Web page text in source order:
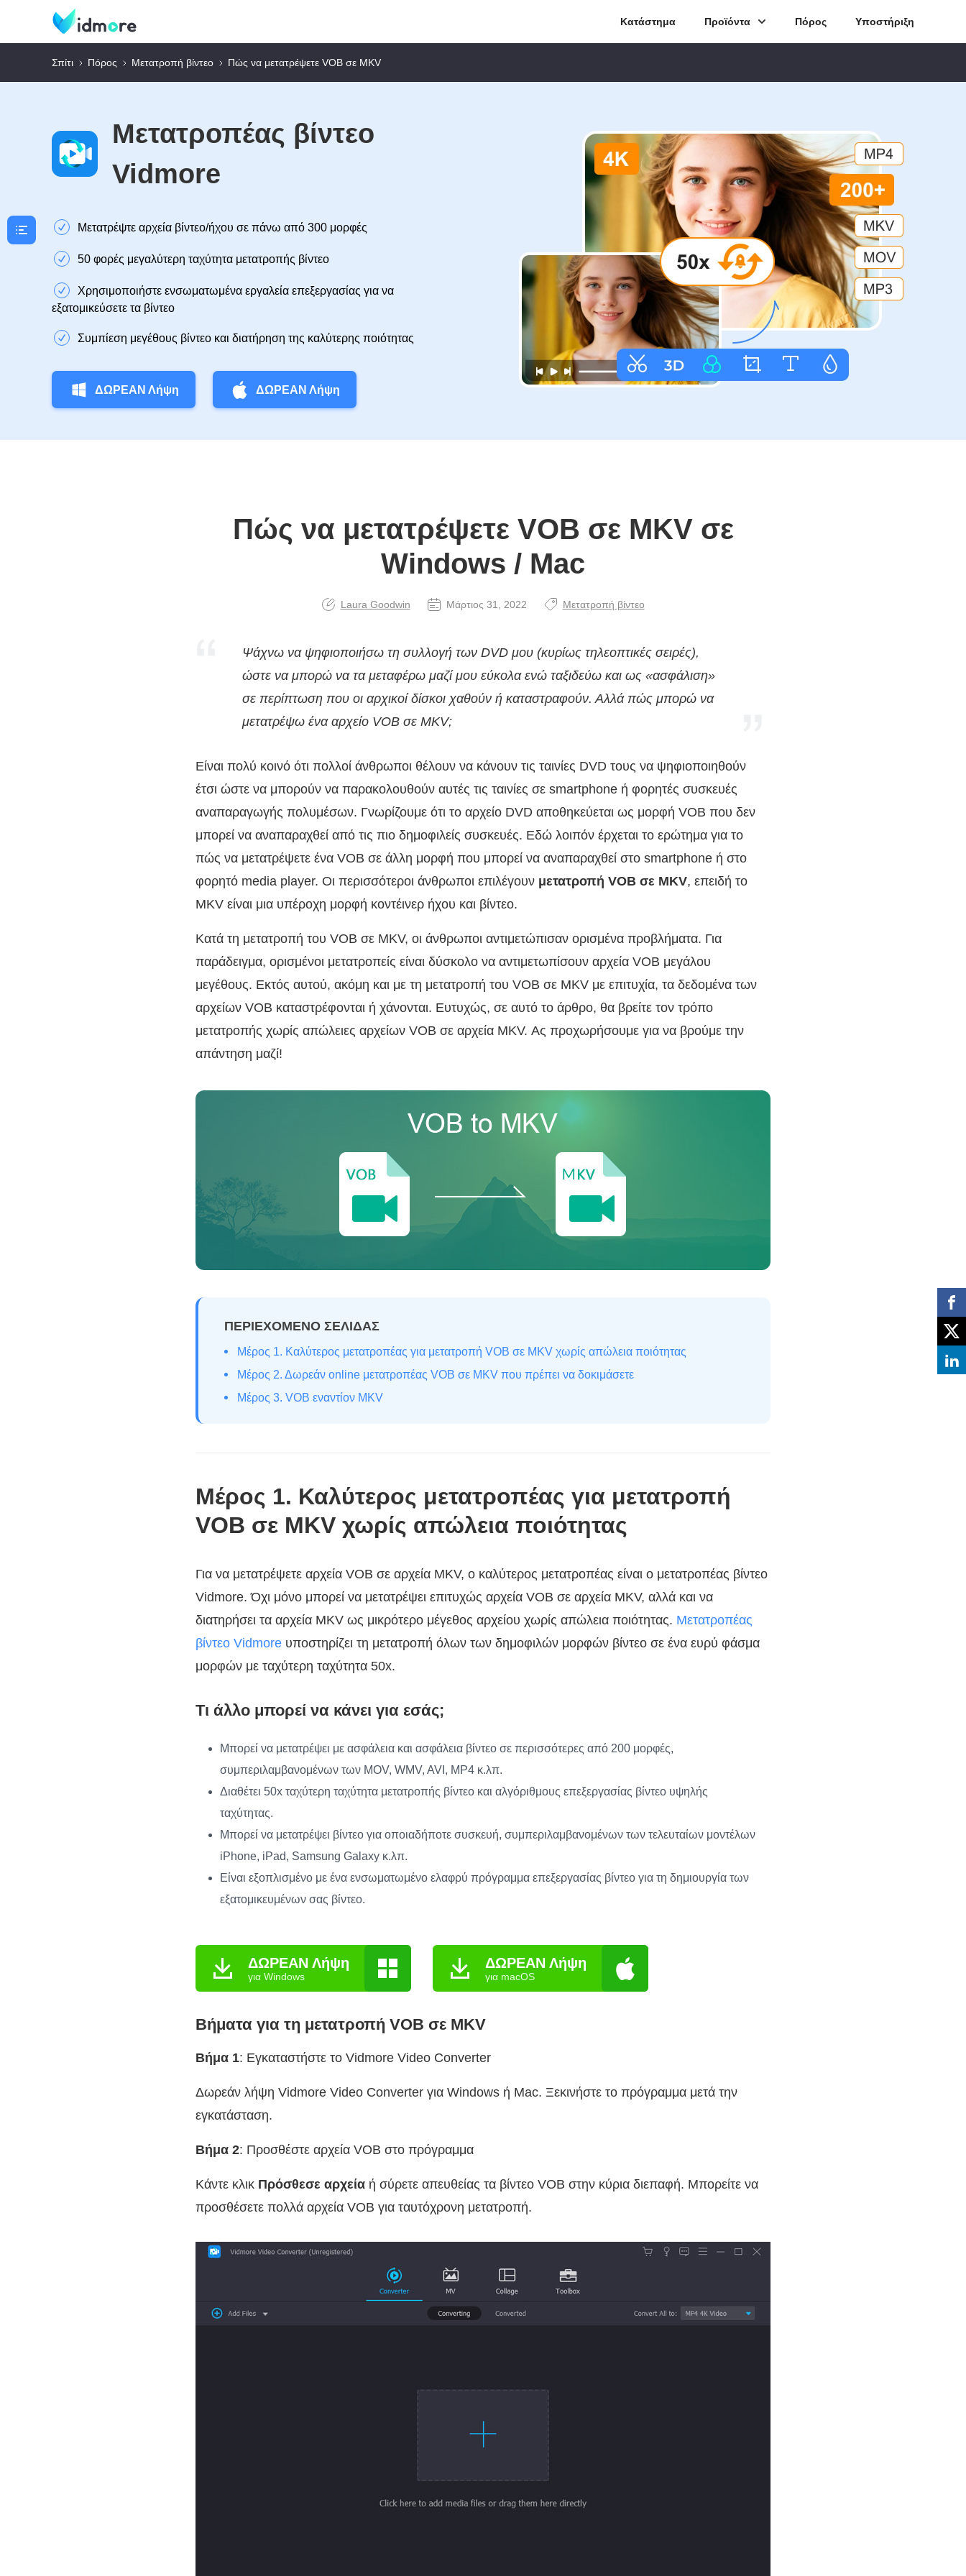
Κατάστημα Προϊόντα Πόρος Υποστήριξη
Σπίτι Πόρος Μετατροπή βίντεο Πώς να μετατρέψετε VOB σε MKV
Μετατροπέας βίντεο
Vidmore
Μετατρέψτε αρχεία βίντεο/ήχου σε πάνω από 300 μορφές
50 φορές μεγαλύτερη ταχύτητα μετατροπής βίντεο
Χρησιμοποιήστε ενσωματωμένα εργαλεία επεξεργασίας για να
εξατομικεύσετε τα βίντεο
Συμπίεση μεγέθους βίντεο και διατήρηση της καλύτερης ποιότητας
ΔΩΡΕΑΝ Λήψη ΔΩΡΕΑΝ Λήψη
Πώς να μετατρέψετε VOB σε MKV σε
Windows / Mac
Laura Goodwin Μάρτιος 31, 2022 Μετατροπή βίντεο
Ψάχνω να ψηφιοποιήσω τη συλλογή των DVD μου (κυρίως τηλεοπτικές σειρές),
ώστε να μπορώ να τα μεταφέρω μαζί μου εύκολα ενώ ταξιδεύω και ως «ασφάλιση»
σε περίπτωση που οι αρχικοί δίσκοι χαθούν ή καταστραφούν. Αλλά πώς μπορώ να
μετατρέψω ένα αρχείο VOB σε MKV;
Είναι πολύ κοινό ότι πολλοί άνθρωποι θέλουν να κάνουν τις ταινίες DVD τους να ψηφιοποιηθούν
έτσι ώστε να μπορούν να παρακολουθούν αυτές τις ταινίες σε smartphone ή φορητές συσκευές
αναπαραγωγής πολυμέσων. Γνωρίζουμε ότι το αρχείο DVD αποθηκεύεται ως μορφή VOB που δεν
μπορεί να αναπαραχθεί από τις πιο δημοφιλείς συσκευές. Εδώ λοιπόν έρχεται το ερώτημα για το
πώς να μετατρέψετε ένα VOB σε άλλη μορφή που μπορεί να αναπαραχθεί στο smartphone ή στο
φορητό media player. Οι περισσότεροι άνθρωποι επιλέγουν μετατροπή VOB σε MKV, επειδή το
MKV είναι μια υπέροχη μορφή κοντέινερ ήχου και βίντεο.
Κατά τη μετατροπή του VOB σε MKV, οι άνθρωποι αντιμετώπισαν ορισμένα προβλήματα. Για
παράδειγμα, ορισμένοι μετατροπείς είναι δύσκολο να αντιμετωπίσουν αρχεία VOB μεγάλου
μεγέθους. Εκτός αυτού, ακόμη και με τη μετατροπή του VOB σε MKV με επιτυχία, τα δεδομένα των
αρχείων VOB καταστρέφονται ή χάνονται. Ευτυχώς, σε αυτό το άρθρο, θα βρείτε τον τρόπο
μετατροπής χωρίς απώλειες αρχείων VOB σε αρχεία MKV. Ας προχωρήσουμε για να βρούμε την
απάντηση μαζί!
ΠΕΡΙΕΧΟΜΕΝΟ ΣΕΛΙΔΑΣ
Μέρος 1. Καλύτερος μετατροπέας για μετατροπή VOB σε MKV χωρίς απώλεια ποιότητας
Μέρος 2. Δωρεάν online μετατροπέας VOB σε MKV που πρέπει να δοκιμάσετε
Μέρος 3. VOB εναντίον MKV
Μέρος 1. Καλύτερος μετατροπέας για μετατροπή
VOB σε MKV χωρίς απώλεια ποιότητας
Για να μετατρέψετε αρχεία VOB σε αρχεία MKV, ο καλύτερος μετατροπέας είναι ο μετατροπέας βίντεο
Vidmore. Όχι μόνο μπορεί να μετατρέψει επιτυχώς αρχεία VOB σε αρχεία MKV, αλλά και να
διατηρήσει τα αρχεία MKV ως μικρότερο μέγεθος αρχείου χωρίς απώλεια ποιότητας. Μετατροπέας
βίντεο Vidmore υποστηρίζει τη μετατροπή όλων των δημοφιλών μορφών βίντεο σε ένα ευρύ φάσμα
μορφών με ταχύτερη ταχύτητα 50x.
Τι άλλο μπορεί να κάνει για εσάς;
Μπορεί να μετατρέψει με ασφάλεια και ασφάλεια βίντεο σε περισσότερες από 200 μορφές,
συμπεριλαμβανομένων των MOV, WMV, AVI, MP4 κ.λπ.
Διαθέτει 50x ταχύτερη ταχύτητα μετατροπής βίντεο και αλγόριθμους επεξεργασίας βίντεο υψηλής
ταχύτητας.
Μπορεί να μετατρέψει βίντεο για οποιαδήποτε συσκευή, συμπεριλαμβανομένων των τελευταίων μοντέλων
iPhone, iPad, Samsung Galaxy κ.λπ.
Είναι εξοπλισμένο με ένα ενσωματωμένο ελαφρύ πρόγραμμα επεξεργασίας βίντεο για τη δημιουργία των
εξατομικευμένων σας βίντεο.
ΔΩΡΕΑΝ Λήψη
για Windows
ΔΩΡΕΑΝ Λήψη
για macOS
Βήματα για τη μετατροπή VOB σε MKV
Βήμα 1: Εγκαταστήστε το Vidmore Video Converter
Δωρεάν λήψη Vidmore Video Converter για Windows ή Mac. Ξεκινήστε το πρόγραμμα μετά την
εγκατάσταση.
Βήμα 2: Προσθέστε αρχεία VOB στο πρόγραμμα
Κάντε κλικ Πρόσθεσε αρχεία ή σύρετε απευθείας τα βίντεο VOB στην κύρια διεπαφή. Μπορείτε να
προσθέσετε πολλά αρχεία VOB για ταυτόχρονη μετατροπή.